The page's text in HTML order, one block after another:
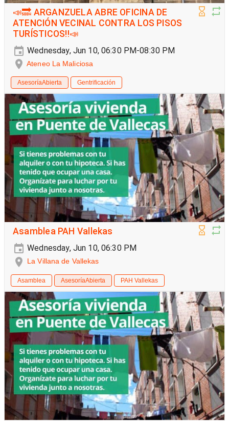
📣🔜 ARGANZUELA ABRE OFICINA DE
ATENCIÓN VECINAL CONTRA LOS PISOS
TURÍSTICOS‼️📣
Wednesday, Jun 10, 06:30 PM-08:30 PM
Ateneo La Maliciosa
AsesoríaAbierta Gentrificación
Asamblea PAH Vallekas
Wednesday, Jun 10, 06:30 PM
La Villana de Vallekas
Asamblea AsesoríaAbierta PAH Vallekas